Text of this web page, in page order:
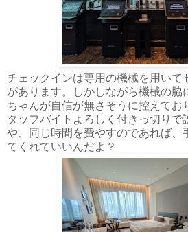
チェックインは専用の機械を用いて
があります。しかしながら機械の脇
ちゃんが自信が無さそうに控えてお
タッフバイトよろしく付きっ切りで
や、同じ時間を費やすのであれば、
てくれていいんだよ？